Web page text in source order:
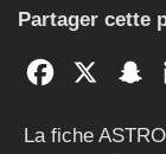
Partager cette
Facebook
La fiche